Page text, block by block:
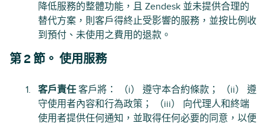
降低服務的整體功能，且 Zendesk 並未提供合理的
替代方案，則客戶得終止受影響的服務，並按比例收
到預付、未使用之費用的退款。
第 2 節。 使用服務
客戶責任 客戶將： （i） 遵守本合約條款； （ii） 遵
守使用者內容和行為政策； （iii） 向代理人和終端
使用者提供任何通知，並取得任何必要的同意，以便